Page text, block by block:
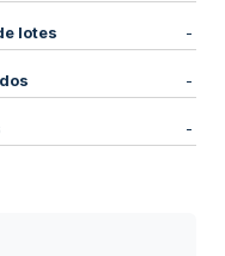
lotes -
-
-